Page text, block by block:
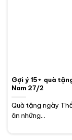
Gợi ý 15+ quà
Nam 27/2
Quà tặng ngày
ân những...